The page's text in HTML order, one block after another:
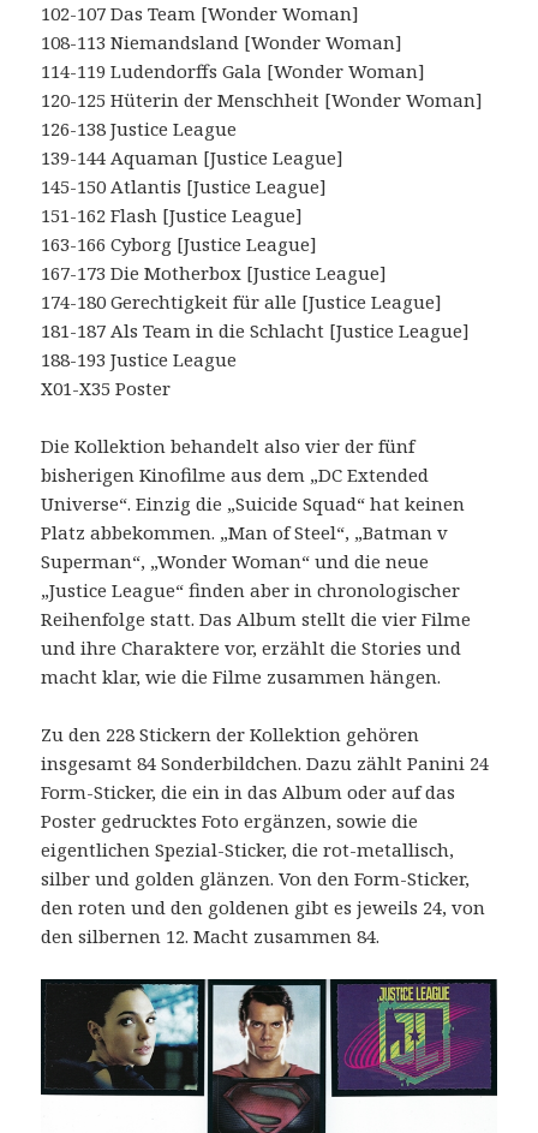
102-107 Das Team [Wonder Woman]
108-113 Niemandsland [Wonder Woman]
114-119 Ludendorffs Gala [Wonder Woman]
120-125 Hüterin der Menschheit [Wonder Woman]
126-138 Justice League
139-144 Aquaman [Justice League]
145-150 Atlantis [Justice League]
151-162 Flash [Justice League]
163-166 Cyborg [Justice League]
167-173 Die Motherbox [Justice League]
174-180 Gerechtigkeit für alle [Justice League]
181-187 Als Team in die Schlacht [Justice League]
188-193 Justice League
X01-X35 Poster
Die Kollektion behandelt also vier der fünf
bisherigen Kinofilme aus dem „DC Extended
Universe“. Einzig die „Suicide Squad“ hat keinen
Platz abbekommen. „Man of Steel“, „Batman v
Superman“, „Wonder Woman“ und die neue
„Justice League“ finden aber in chronologischer
Reihenfolge statt. Das Album stellt die vier Filme
und ihre Charaktere vor, erzählt die Stories und
macht klar, wie die Filme zusammen hängen.
Zu den 228 Stickern der Kollektion gehören
insgesamt 84 Sonderbildchen. Dazu zählt Panini 24
Form-Sticker, die ein in das Album oder auf das
Poster gedrucktes Foto ergänzen, sowie die
eigentlichen Spezial-Sticker, die rot-metallisch,
silber und golden glänzen. Von den Form-Sticker,
den roten und den goldenen gibt es jeweils 24, von
den silbernen 12. Macht zusammen 84.